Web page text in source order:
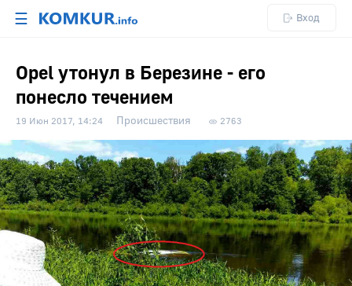
☰ Вход
Opel утонул в Березине - его
понесло течением
19 Июн 2017, 14:24 Происшествия 2763